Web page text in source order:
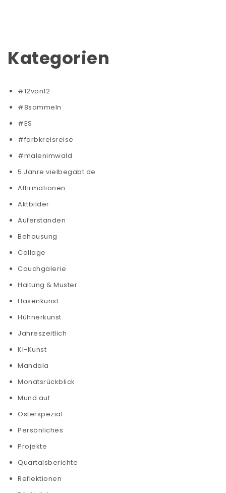
Kategorien
#12von12
#8sammeln
#ES
#farbkreisreise
#malenimwald
5 Jahre vielbegabt.de
Affirmationen
Aktbilder
Auferstanden
Behausung
Collage
Couchgalerie
Haltung & Muster
Hasenkunst
Hühnerkunst
Jahreszeitlich
KI-Kunst
Mandala
Monatsrückblick
Mund auf
Osterspezial
Persönliches
Projekte
Quartalsberichte
Reflektionen